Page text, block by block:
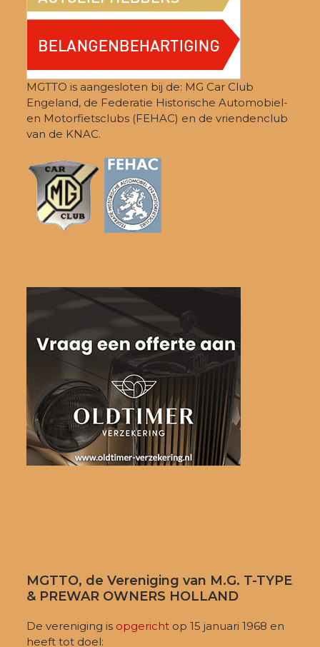
MGTTO is aangesloten bij de: MG Car Club
Engeland, de Federatie Historische Automobiel-
en Motorfietsclubs (FEHAC) en de vriendenclub
van de KNAC.
MGTTO, de Vereniging van M.G. T-TYPE
& PREWAR OWNERS HOLLAND
De vereniging is opgericht op 15 januari 1968 en
heeft tot doel: